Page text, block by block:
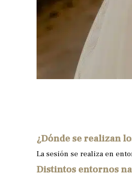
¿Dónde se realizan
La sesión se realiza en
Distintos entornos